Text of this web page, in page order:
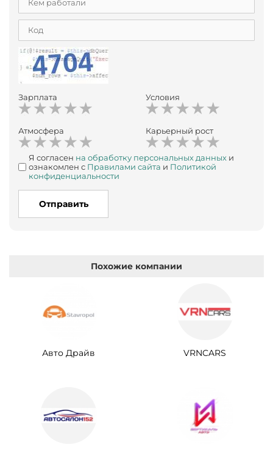
Зарплата Условия
Атмосфера Карьерный рост
Я согласен на обработку персональных данных и
ознакомлен с Правилами сайта и Политикой
конфиденциальности
Отправить
Похожие компании
Авто Драйв VRNCARS